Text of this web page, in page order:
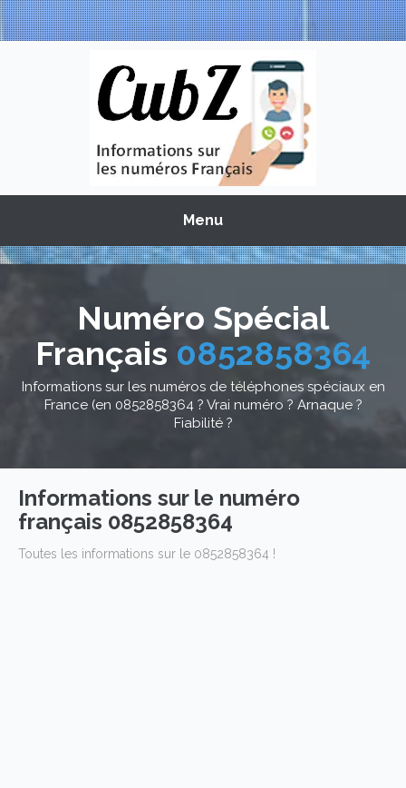
Menu
Numéro Spécial
Français 0852858364
Informations sur les numéros de téléphones spéciaux en
France (en 0852858364 ? Vrai numéro ? Arnaque ?
Fiabilité ?
Informations sur le numéro
français 0852858364
Toutes les informations sur le 0852858364 !